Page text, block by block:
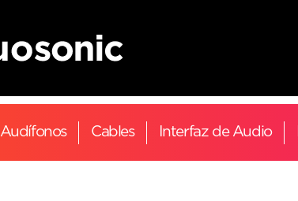
Audífonos Cables Interfaz de Audio